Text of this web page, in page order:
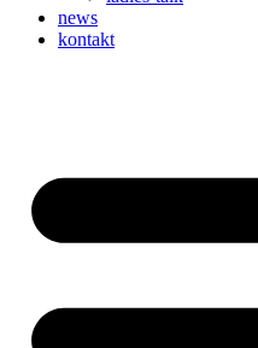
news
kontakt